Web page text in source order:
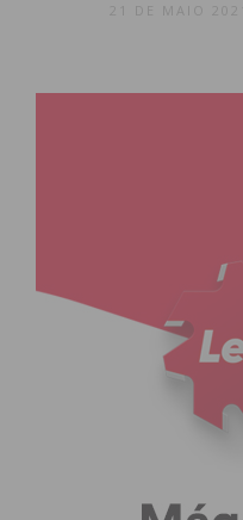
21 DE MAIO 2021